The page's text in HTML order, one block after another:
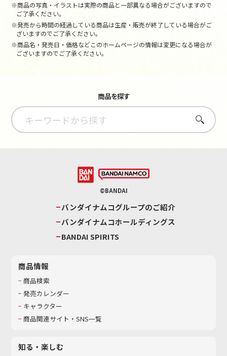
※商品の写真・イラストは実際の商品と一部異なる場合がございますので
ご了承ください。
※発売から時間の経過している商品は生産・販売が終了している場合がご
ざいますのでご了承ください。
※商品名・発売日・価格などこのホームページの情報は変更になる場合が
ございますのでご了承ください。
商品を探す
さがす
©BANDAI
バンダイナムコグループのご紹介
バンダイナムコホールディングス
BANDAI SPIRITS
商品情報
商品検索
発売カレンダー
キャラクター
商品関連サイト・SNS一覧
知る・楽しむ